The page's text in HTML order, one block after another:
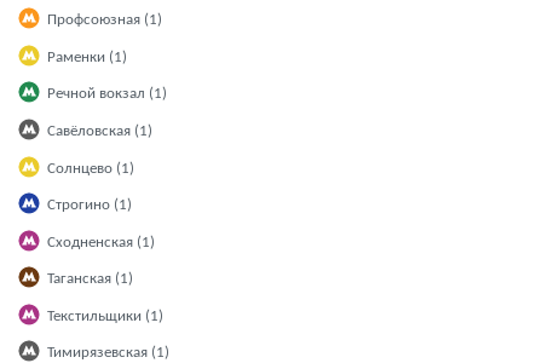
Профсоюзная (1)
Раменки (1)
Речной вокзал (1)
Савёловская (1)
Солнцево (1)
Строгино (1)
Сходненская (1)
Таганская (1)
Текстильщики (1)
Тимирязевская (1)